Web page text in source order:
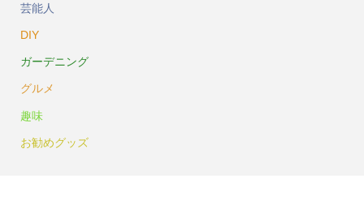
芸能人
DIY
ガーデニング
グルメ
趣味
お勧めグッズ